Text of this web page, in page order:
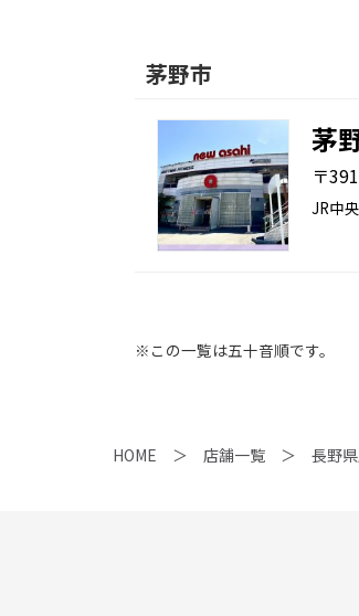
茅野市
茅
〒
JR中
※この一覧は五十音順です。
HOME 店舗一覧 長野